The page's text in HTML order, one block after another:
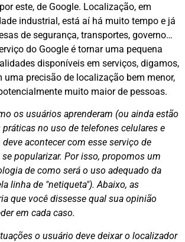
este, de Google. Localização, em
industrial, está aí há muito tempo e já
de segurança, transportes, governo…
do Google é tornar uma pequena
disponíveis em serviços, digamos,
uma precisão de localização bem menor,
muito maior de pessoas.
os usuários aprenderam (ou ainda estão
no uso de telefones celulares e
acontecer com esse serviço de
popularizar. Por isso, propomos um
de como será o uso adequado da
linha de "netiqueta"). Abaixo, as
que você dissesse qual sua opinião
em cada caso.
o usuário deve deixar o localizador